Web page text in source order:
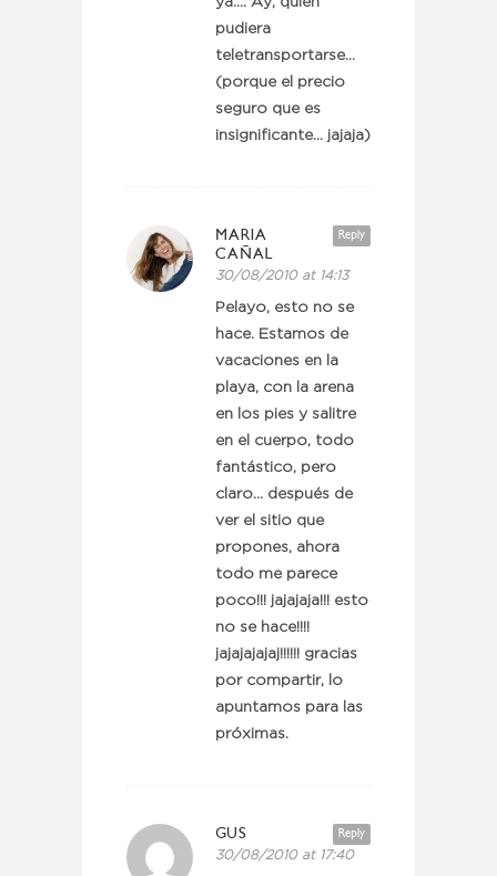
pudiera
teletransportarse…
(porque el precio
seguro que es
insignificante… jajaja)
Reply
MARIA
CAÑAL
30/08/2010 at 14:13
Pelayo, esto no se
hace. Estamos de
vacaciones en la
playa, con la arena
en los pies y salitre
en el cuerpo, todo
fantástico, pero
claro… después de
ver el sitio que
propones, ahora
todo me parece
poco!!! jajajaja!!! esto
no se hace!!!!
jajajajajaj!!!!!! gracias
por compartir, lo
apuntamos para las
próximas.
Reply
GUS
30/08/2010 at 17:40